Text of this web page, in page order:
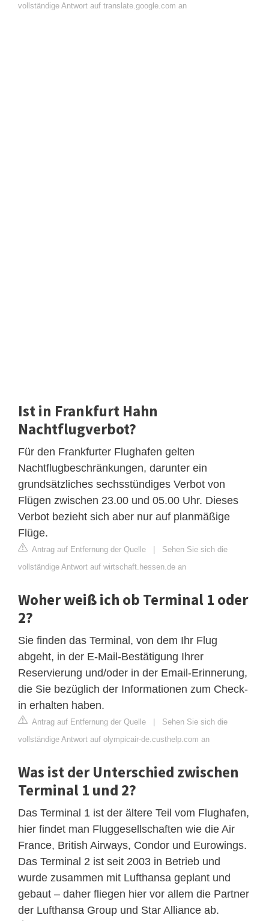
vollständige Antwort auf translate.google.com an
Ist in Frankfurt Hahn
Nachtflugverbot?
Für den Frankfurter Flughafen gelten
Nachtflugbeschränkungen, darunter ein
grundsätzliches sechsstündiges Verbot von
Flügen zwischen 23.00 und 05.00 Uhr. Dieses
Verbot bezieht sich aber nur auf planmäßige
Flüge.
Antrag auf Entfernung der Quelle | Sehen Sie sich die
vollständige Antwort auf wirtschaft.hessen.de an
Woher weiß ich ob Terminal 1 oder
2?
Sie finden das Terminal, von dem Ihr Flug
abgeht, in der E-Mail-Bestätigung Ihrer
Reservierung und/oder in der Email-Erinnerung,
die Sie bezüglich der Informationen zum Check-
in erhalten haben.
Antrag auf Entfernung der Quelle | Sehen Sie sich die
vollständige Antwort auf olympicair-de.custhelp.com an
Was ist der Unterschied zwischen
Terminal 1 und 2?
Das Terminal 1 ist der ältere Teil vom Flughafen,
hier findet man Fluggesellschaften wie die Air
France, British Airways, Condor und Eurowings.
Das Terminal 2 ist seit 2003 in Betrieb und
wurde zusammen mit Lufthansa geplant und
gebaut – daher fliegen hier vor allem die Partner
der Lufthansa Group und Star Alliance ab.